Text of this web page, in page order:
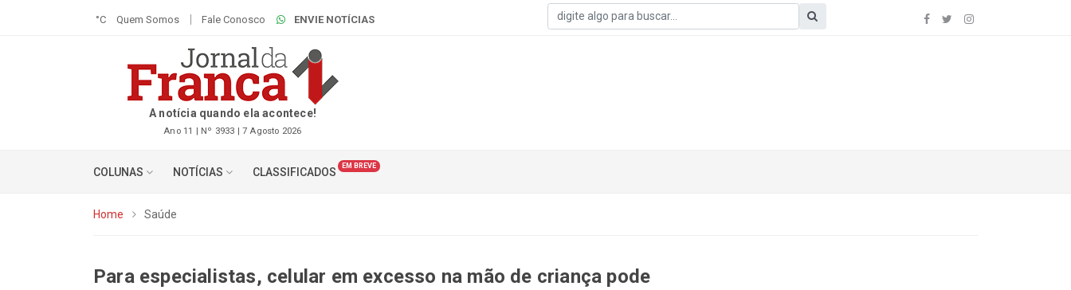
°C Quem Somos Fale Conosco ENVIE NOTÍCIAS
A notícia quando ela acontece!
Ano 11 | Nº 3933 | 7 Agosto 2026
COLUNAS NOTÍCIAS CLASSIFICADOS EM BREVE
Home Saúde
Para especialistas, celular em excesso na mão de criança pode